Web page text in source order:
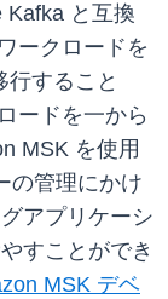
Kafka と互換
ークロードを
すること
ードを一から
MSK を使用
の管理にかけ
アプリケーシ
すことができ
MSK デベ